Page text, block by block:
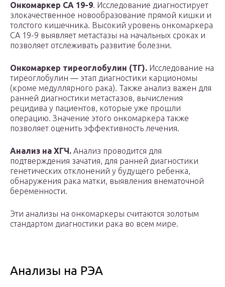
Онкомаркер СА 19-9. Исследование диагностирует
злокачественное новообразование прямой кишки и
толстого кишечника. Высокий уровень онкомаркера
СА 19-9 выявляет метастазы на начальных сроках и
позволяет отслеживать развитие болезни.
Онкомаркер тиреоглобулин (ТГ). Исследование на
тиреоглобулин — этап диагностики карциономы
(кроме медуллярного рака). Также анализ важен для
ранней диагностики метастазов, вычисления
рецидива у пациентов, которые уже прошли
операцию. Значение этого онкомаркера также
позволяет оценить эффективность лечения.
Анализ на ХГЧ. Анализ проводится для
подтверждения зачатия, для ранней диагностики
генетических отклонений у будущего ребенка,
обнаружения рака матки, выявления внематочной
беременности.
Эти анализы на онкомаркеры считаются золотым
стандартом диагностики рака во всем мире.
Анализы на РЭА